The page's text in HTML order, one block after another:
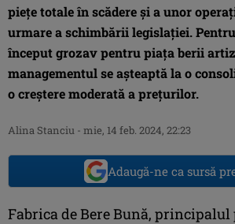
piețe totale în scădere și a unor
urmare a schimbării legislației.
început grozav pentru piața berii
managementul se așteaptă la o
o creștere moderată a prețurilor.
Alina Stanciu - mie, 14 feb. 2024, 22:23
Adaugă-ne ca sursă
Fabrica de Bere Bună, principalul